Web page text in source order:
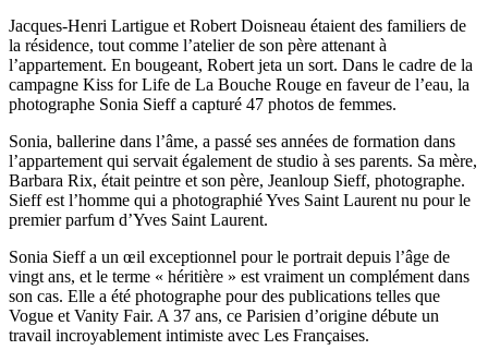
Jacques-Henri Lartigue et Robert Doisneau étaient des familiers de
la résidence, tout comme l’atelier de son père attenant à
l’appartement. En bougeant, Robert jeta un sort. Dans le cadre de la
campagne Kiss for Life de La Bouche Rouge en faveur de l’eau, la
photographe Sonia Sieff a capturé 47 photos de femmes.
Sonia, ballerine dans l’âme, a passé ses années de formation dans
l’appartement qui servait également de studio à ses parents. Sa mère,
Barbara Rix, était peintre et son père, Jeanloup Sieff, photographe.
Sieff est l’homme qui a photographié Yves Saint Laurent nu pour le
premier parfum d’Yves Saint Laurent.
Sonia Sieff a un œil exceptionnel pour le portrait depuis l’âge de
vingt ans, et le terme « héritière » est vraiment un complément dans
son cas. Elle a été photographe pour des publications telles que
Vogue et Vanity Fair. A 37 ans, ce Parisien d’origine débute un
travail incroyablement intimiste avec Les Françaises.